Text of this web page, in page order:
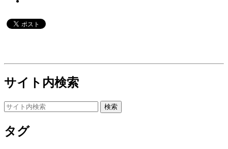
サイト内検索
タグ